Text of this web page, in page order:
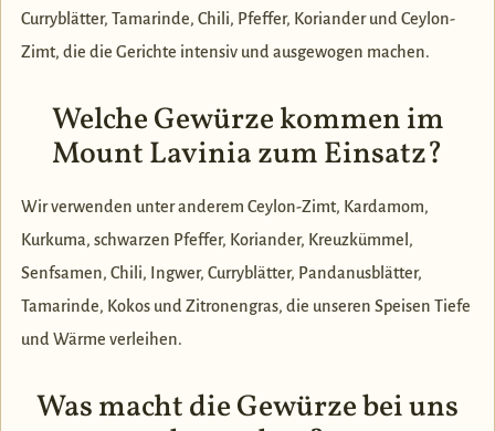
Curryblätter, Tamarinde, Chili, Pfeffer, Koriander und Ceylon-
Zimt, die die Gerichte intensiv und ausgewogen machen.
Welche Gewürze kommen im
Mount Lavinia zum Einsatz?
Wir verwenden unter anderem Ceylon-Zimt, Kardamom,
Kurkuma, schwarzen Pfeffer, Koriander, Kreuzkümmel,
Senfsamen, Chili, Ingwer, Curryblätter, Pandanusblätter,
Tamarinde, Kokos und Zitronengras, die unseren Speisen Tiefe
und Wärme verleihen.
Was macht die Gewürze bei uns